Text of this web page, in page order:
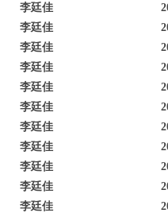
李廷佳
李廷佳
李廷佳
李廷佳
李廷佳
李廷佳
李廷佳
李廷佳
李廷佳
李廷佳
李廷佳